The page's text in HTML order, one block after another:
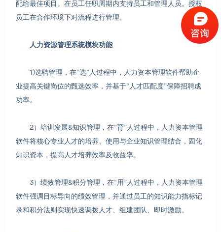
配给最佳项目。在员工任职周期内支持员工和管理人员。授权
员工在合作环境下对流程进行管理。
人力资源管理系统模块功能
1)选聘管理，在“选”人过程中，人力资本管理软件帮助企
业提高关键岗位的甄选效率，并基于“人才匹配度”保障招聘成
功率。
2）培训发展&知识管理，在“育”人过程中，人力资本管理
软件将核心专业人才的培养、使用与企业知识管理结合，固化
知识资本，提高人才培养效率及收益率。
3）绩效管理&积分管理，在“用”人过程中，人力资本管理
软件强调目标导向的绩效管理，并通过员工的知识能力指标记
录和积分法则实现快速调拨人才、组建团队、即时激励。